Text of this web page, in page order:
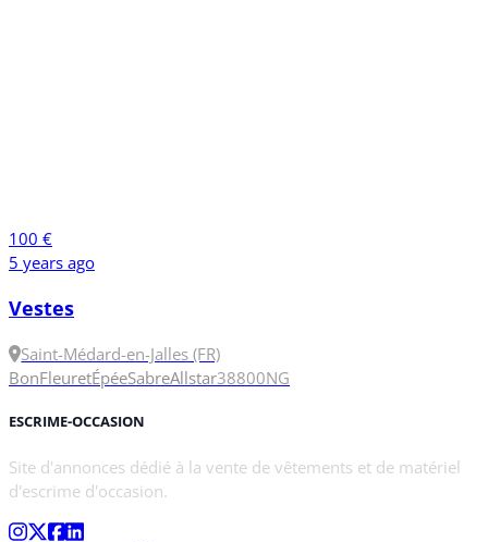
100 €
5 years ago
Vestes
Saint-Médard-en-Jalles (FR)
BonFleuretÉpéeSabreAllstar38800NG
ESCRIME-OCCASION
Site d'annonces dédié à la vente de vêtements et de matériel
d'escrime d'occasion.